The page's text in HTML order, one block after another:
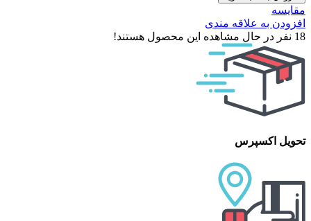
مقایسه
افزودن به علاقه مندی
18 نفر در حال مشاهده این محصول هستند!
تحویل اکسپرس